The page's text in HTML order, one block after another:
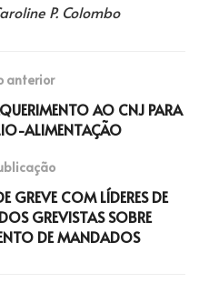
P. Colombo
anterior
AO CNJ PARA
ALIMENTAÇÃO
COM LÍDERES DE
GREVISTAS SOBRE
DE MANDADOS